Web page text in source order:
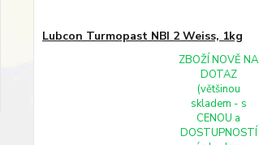
Lubcon Turmopast NBI 2 Weiss, 1kg
ZBOŽÍ NOVĚ NA
DOTAZ
(většinou
skladem - s
CENOU a
DOSTUPNOSTÍ